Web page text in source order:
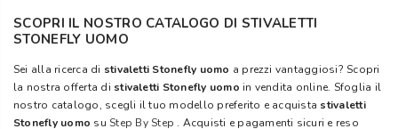
SCOPRI IL NOSTRO CATALOGO DI STIVALETTI
STONEFLY UOMO
Sei alla ricerca di stivaletti Stonefly uomo a prezzi vantaggiosi? Scopri
la nostra offerta di stivaletti Stonefly uomo in vendita online. Sfoglia il
nostro catalogo, scegli il tuo modello preferito e acquista stivaletti
Stonefly uomo suStep By Step . Acquisti e pagamenti sicuri e reso